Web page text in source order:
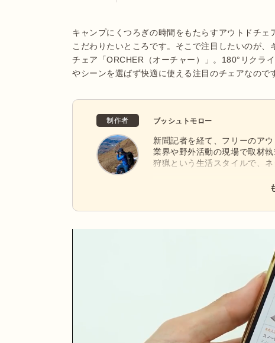
キャンプにくつろぎの時間をもたらすアウトドチ
こだわりたいところです。そこで注目したいのが
チェア「ORCHER（オーチャー）」。180°リクラ
やシーンを選ばず快適に使える注目のチェアなので
制作者 ブッシュトモロー
新聞記者を経て、フリーのア
業界や野外活動の現場で取材
狩猟という生活スタイルで、